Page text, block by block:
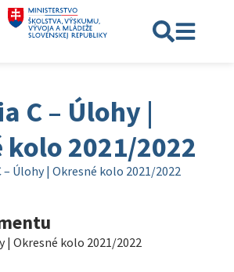
C – Úlohy |
kolo 2021/2022
– Úlohy | Okresné kolo 2021/2022
| Okresné kolo 2021/2022